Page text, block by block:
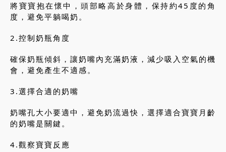
將寶寶抱在懷中，頭部略高於身體，保持約45度的角
度，避免平躺喝奶。
2.控制奶瓶角度
確保奶瓶傾斜，讓奶嘴內充滿奶液，減少吸入空氣的機
會，避免產生不適感。
3.選擇合適的奶嘴
奶嘴孔大小要適中，避免奶流過快，選擇適合寶寶月齡
的奶嘴是關鍵。
4.觀察寶寶反應